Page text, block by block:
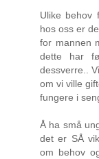
Ulike behov
hos oss er
for mannen
dette har
dessverre..
om vi ville
fungere i
Å ha små
det er SÅ
om behov